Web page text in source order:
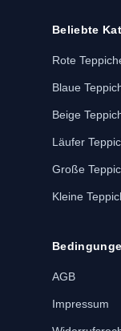
Beliebte
Rote
Blaue
Beige
Läufer
Große
Kleine
AGB
Impressum